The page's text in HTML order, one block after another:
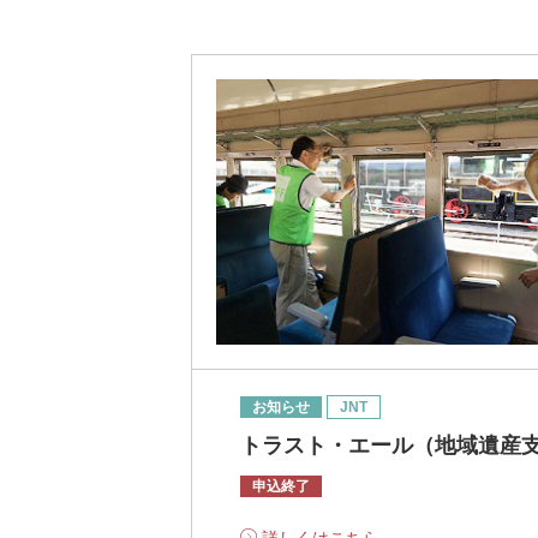
お知らせ JNT
トラスト・エール（地域遺
申込終了